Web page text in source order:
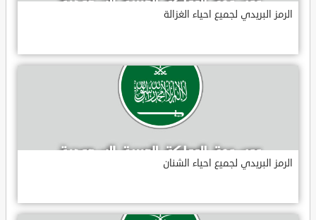
الرمز البريدي لجميع احياء الغزالة
الرمز البريدي لجميع احياء الشنان